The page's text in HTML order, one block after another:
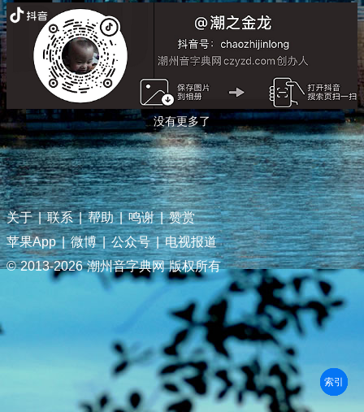
没有更多了
关于 | 联系 | 帮助 | 鸣谢 | 赞赏
苹果App | 微博 | 公众号 | 电视报道
© 2013-2026 潮州音字典网 版权所有
部首
笔划
拼音
潮拼